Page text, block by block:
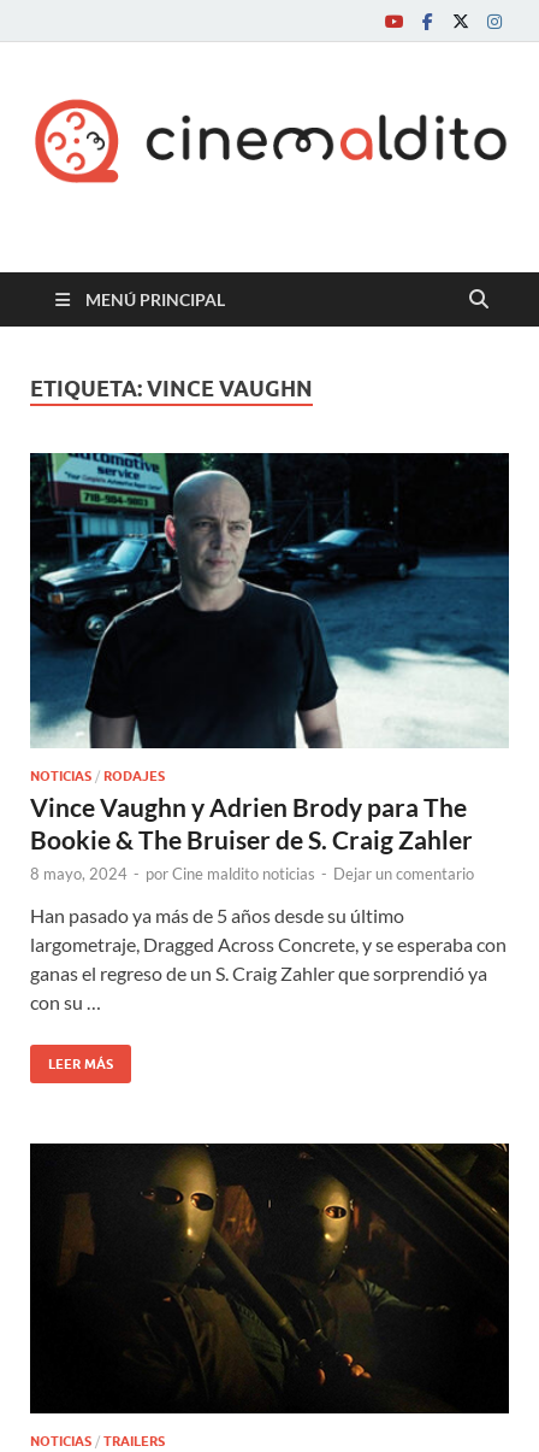
Cine maldito
MENÚ PRINCIPAL
ETIQUETA:VINCE VAUGHN
NOTICIAS / RODAJES
Vince Vaughn y Adrien Brody para The
Bookie & The Bruiser de S. Craig Zahler
8 mayo, 2024 - porCine maldito noticias - Dejar un comentario
Han pasado ya más de 5 años desde su último
largometraje, Dragged Across Concrete, y se esperaba con
ganas el regreso de un S. Craig Zahler que sorprendió ya
con su …
LEER MÁS
NOTICIAS / TRAILERS